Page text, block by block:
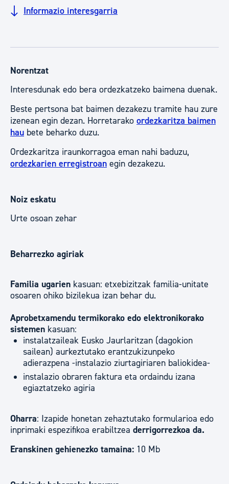
Informazio interesgarria
Norentzat
Interesdunak edo bera ordezkatzeko baimena duenak.
Beste pertsona bat baimen dezakezu tramite hau zure
izenean egin dezan. Horretarako ordezkaritza baimen
hau bete beharko duzu.
Ordezkaritza iraunkorragoa eman nahi baduzu,
ordezkarien erregistroan egin dezakezu.
Noiz eskatu
Urte osoan zehar
Beharrezko agiriak
Familia ugarien kasuan: etxebizitzak familia-unitate
osoaren ohiko bizilekua izan behar du.
Aprobetxamendu termikorako edo elektronikorako
sistemen kasuan:
instalatzaileak Eusko Jaurlaritzan (dagokion
sailean) aurkeztutako erantzukizunpeko
adierazpena -instalazio ziurtagiriaren baliokidea-
instalazio obraren faktura eta ordaindu izana
egiaztatzeko agiria
Oharra: Izapide honetan zehaztutako formularioa edo
inprimaki espezifikoa erabiltzea derrigorrezkoa da.
Eranskinen gehienezko tamaina: 10 Mb